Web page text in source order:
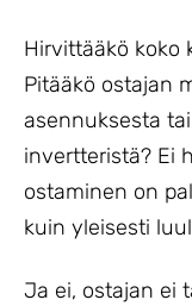
Hirvittääkö koko
Pitääkö ostajan
asennuksesta
invertteristä? Ei
ostaminen on
kuin yleisesti
Ja ei, ostajan ei